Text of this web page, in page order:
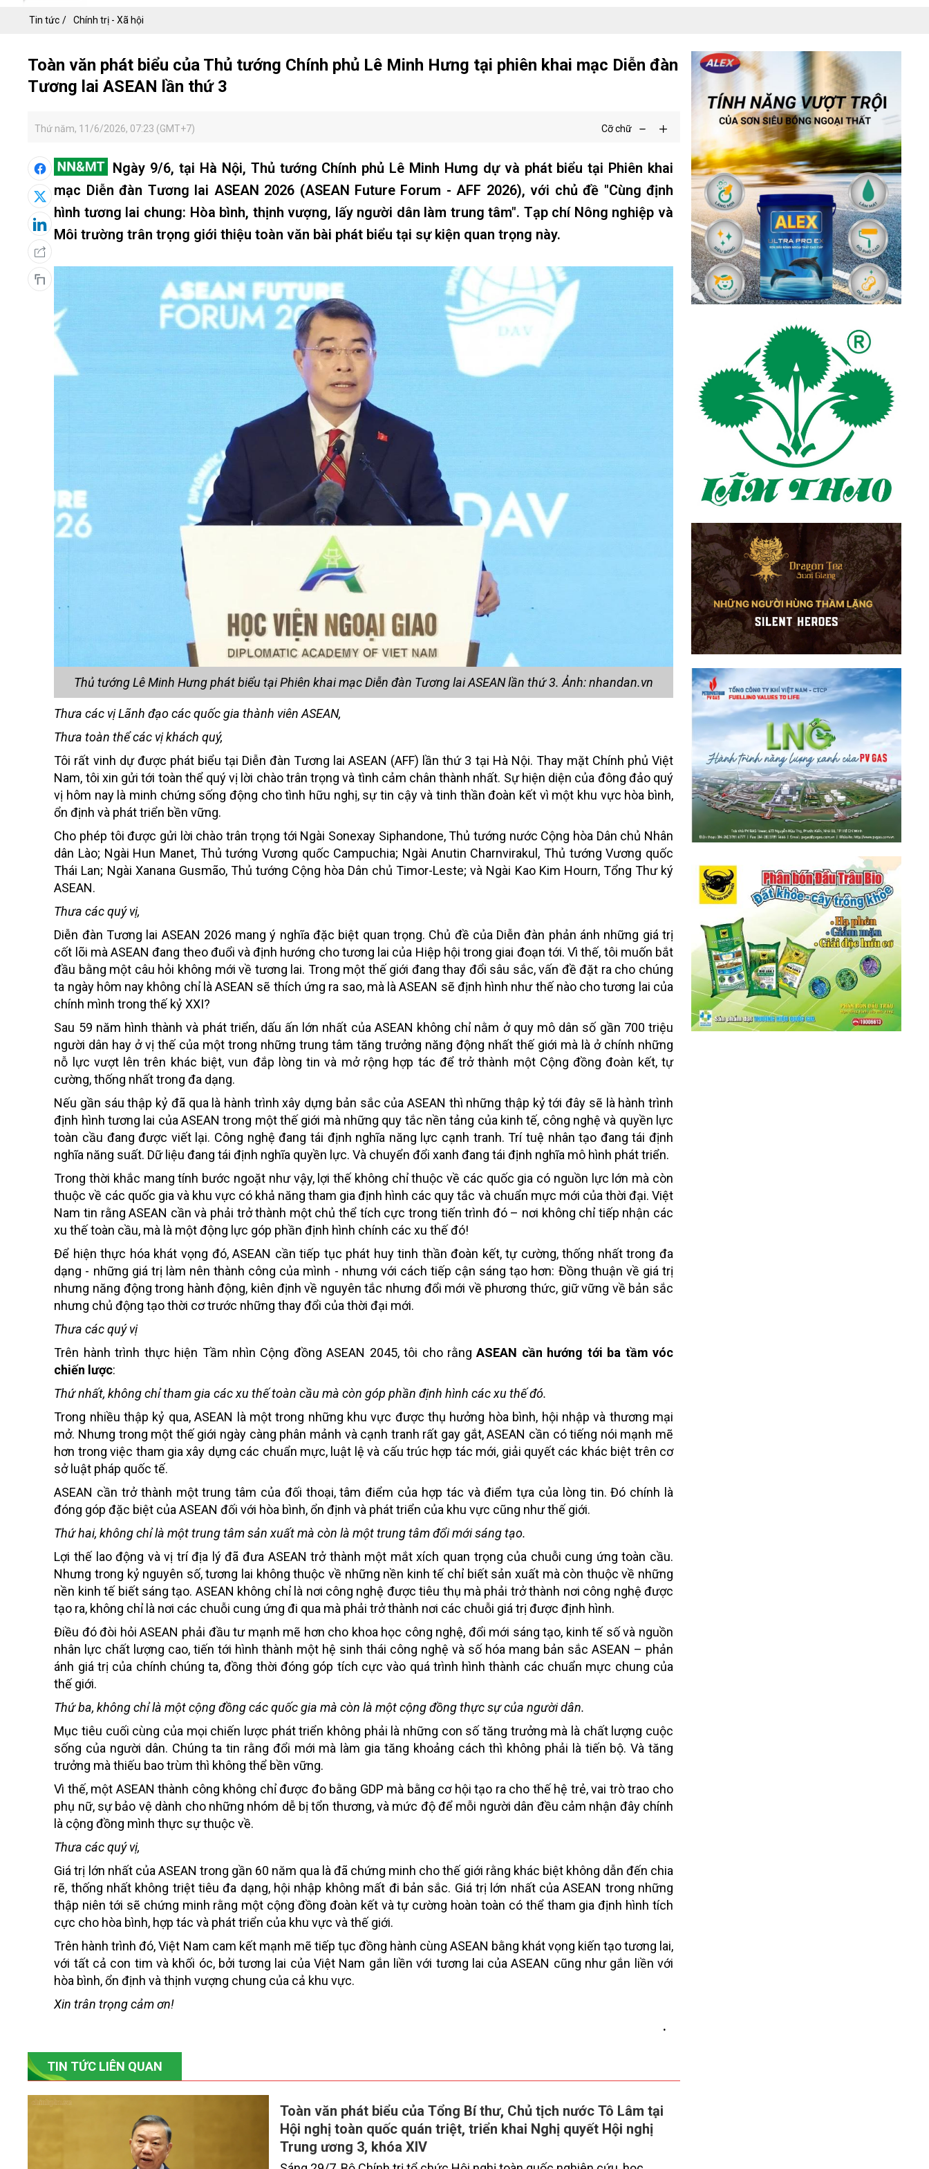
Tin tức Chính trị - Xã hội
Toàn văn phát biểu của Thủ tướng Chính phủ Lê Minh Hưng tại phiên khai mạc Diễn đàn
Tương lai ASEAN lần thứ 3
Thứ năm, 11/6/2026, 07:23 (GMT+7) Cỡ chữ
Ngày 9/6, tại Hà Nội, Thủ tướng Chính phủ Lê Minh Hưng dự và phát biểu tại Phiên khai
mạc Diễn đàn Tương lai ASEAN 2026 (ASEAN Future Forum - AFF 2026), với chủ đề "Cùng định
hình tương lai chung: Hòa bình, thịnh vượng, lấy người dân làm trung tâm". Tạp chí Nông nghiệp và
Môi trường trân trọng giới thiệu toàn văn bài phát biểu tại sự kiện quan trọng này.
Thủ tướng Lê Minh Hưng phát biểu tại Phiên khai mạc Diễn đàn Tương lai ASEAN lần thứ 3. Ảnh: nhandan.vn
Thưa các vị Lãnh đạo các quốc gia thành viên ASEAN,
Thưa toàn thể các vị khách quý,
Tôi rất vinh dự được phát biểu tại Diễn đàn Tương lai ASEAN (AFF) lần thứ 3 tại Hà Nội. Thay mặt Chính phủ Việt
Nam, tôi xin gửi tới toàn thể quý vị lời chào trân trọng và tình cảm chân thành nhất. Sự hiện diện của đông đảo quý
vị hôm nay là minh chứng sống động cho tình hữu nghị, sự tin cậy và tinh thần đoàn kết vì một khu vực hòa bình,
ổn định và phát triển bền vững.
Cho phép tôi được gửi lời chào trân trọng tới Ngài Sonexay Siphandone, Thủ tướng nước Cộng hòa Dân chủ Nhân
dân Lào; Ngài Hun Manet, Thủ tướng Vương quốc Campuchia; Ngài Anutin Charnvirakul, Thủ tướng Vương quốc
Thái Lan; Ngài Xanana Gusmão, Thủ tướng Cộng hòa Dân chủ Timor-Leste; và Ngài Kao Kim Hourn, Tổng Thư ký
ASEAN.
Thưa các quý vị,
Diễn đàn Tương lai ASEAN 2026 mang ý nghĩa đặc biệt quan trọng. Chủ đề của Diễn đàn phản ánh những giá trị
cốt lõi mà ASEAN đang theo đuổi và định hướng cho tương lai của Hiệp hội trong giai đoạn tới. Vì thế, tôi muốn bắt
đầu bằng một câu hỏi không mới về tương lai. Trong một thế giới đang thay đổi sâu sắc, vấn đề đặt ra cho chúng
ta ngày hôm nay không chỉ là ASEAN sẽ thích ứng ra sao, mà là ASEAN sẽ định hình như thế nào cho tương lai của
chính mình trong thế kỷ XXI?
Sau 59 năm hình thành và phát triển, dấu ấn lớn nhất của ASEAN không chỉ nằm ở quy mô dân số gần 700 triệu
người dân hay ở vị thế của một trong những trung tâm tăng trưởng năng động nhất thế giới mà là ở chính những
nỗ lực vượt lên trên khác biệt, vun đắp lòng tin và mở rộng hợp tác để trở thành một Cộng đồng đoàn kết, tự
cường, thống nhất trong đa dạng.
Nếu gần sáu thập kỷ đã qua là hành trình xây dựng bản sắc của ASEAN thì những thập kỷ tới đây sẽ là hành trình
định hình tương lai của ASEAN trong một thế giới mà những quy tắc nền tảng của kinh tế, công nghệ và quyền lực
toàn cầu đang được viết lại. Công nghệ đang tái định nghĩa năng lực cạnh tranh. Trí tuệ nhân tạo đang tái định
nghĩa năng suất. Dữ liệu đang tái định nghĩa quyền lực. Và chuyển đổi xanh đang tái định nghĩa mô hình phát triển.
Trong thời khắc mang tính bước ngoặt như vậy, lợi thế không chỉ thuộc về các quốc gia có nguồn lực lớn mà còn
thuộc về các quốc gia và khu vực có khả năng tham gia định hình các quy tắc và chuẩn mực mới của thời đại. Việt
Nam tin rằng ASEAN cần và phải trở thành một chủ thể tích cực trong tiến trình đó – nơi không chỉ tiếp nhận các
xu thế toàn cầu, mà là một động lực góp phần định hình chính các xu thế đó!
Để hiện thực hóa khát vọng đó, ASEAN cần tiếp tục phát huy tinh thần đoàn kết, tự cường, thống nhất trong đa
dạng - những giá trị làm nên thành công của mình - nhưng với cách tiếp cận sáng tạo hơn: Đồng thuận về giá trị
nhưng năng động trong hành động, kiên định về nguyên tắc nhưng đổi mới về phương thức, giữ vững về bản sắc
nhưng chủ động tạo thời cơ trước những thay đổi của thời đại mới.
Thưa các quý vị
Trên hành trình thực hiện Tầm nhìn Cộng đồng ASEAN 2045, tôi cho rằngASEAN cần hướng tới ba tầm vóc
chiến lược:
Thứ nhất, không chỉ tham gia các xu thế toàn cầu mà còn góp phần định hình các xu thế đó.
Trong nhiều thập kỷ qua, ASEAN là một trong những khu vực được thụ hưởng hòa bình, hội nhập và thương mại
mở. Nhưng trong một thế giới ngày càng phân mảnh và cạnh tranh rất gay gắt, ASEAN cần có tiếng nói mạnh mẽ
hơn trong việc tham gia xây dựng các chuẩn mực, luật lệ và cấu trúc hợp tác mới, giải quyết các khác biệt trên cơ
sở luật pháp quốc tế.
ASEAN cần trở thành một trung tâm của đối thoại, tâm điểm của hợp tác và điểm tựa của lòng tin. Đó chính là
đóng góp đặc biệt của ASEAN đối với hòa bình, ổn định và phát triển của khu vực cũng như thế giới.
Thứ hai, không chỉ là một trung tâm sản xuất mà còn là một trung tâm đổi mới sáng tạo.
Lợi thế lao động và vị trí địa lý đã đưa ASEAN trở thành một mắt xích quan trọng của chuỗi cung ứng toàn cầu.
Nhưng trong kỷ nguyên số, tương lai không thuộc về những nền kinh tế chỉ biết sản xuất mà còn thuộc về những
nền kinh tế biết sáng tạo. ASEAN không chỉ là nơi công nghệ được tiêu thụ mà phải trở thành nơi công nghệ được
tạo ra, không chỉ là nơi các chuỗi cung ứng đi qua mà phải trở thành nơi các chuỗi giá trị được định hình.
Điều đó đòi hỏi ASEAN phải đầu tư mạnh mẽ hơn cho khoa học công nghệ, đổi mới sáng tạo, kinh tế số và nguồn
nhân lực chất lượng cao, tiến tới hình thành một hệ sinh thái công nghệ và số hóa mang bản sắc ASEAN – phản
ánh giá trị của chính chúng ta, đồng thời đóng góp tích cực vào quá trình hình thành các chuẩn mực chung của
thế giới.
Thứ ba, không chỉ là một cộng đồng các quốc gia mà còn là một cộng đồng thực sự của người dân.
Mục tiêu cuối cùng của mọi chiến lược phát triển không phải là những con số tăng trưởng mà là chất lượng cuộc
sống của người dân. Chúng ta tin rằng đổi mới mà làm gia tăng khoảng cách thì không phải là tiến bộ. Và tăng
trưởng mà thiếu bao trùm thì không thể bền vững.
Vì thế, một ASEAN thành công không chỉ được đo bằng GDP mà bằng cơ hội tạo ra cho thế hệ trẻ, vai trò trao cho
phụ nữ, sự bảo vệ dành cho những nhóm dễ bị tổn thương, và mức độ để mỗi người dân đều cảm nhận đây chính
là cộng đồng mình thực sự thuộc về.
Thưa các quý vị,
Giá trị lớn nhất của ASEAN trong gần 60 năm qua là đã chứng minh cho thế giới rằng khác biệt không dẫn đến chia
rẽ, thống nhất không triệt tiêu đa dạng, hội nhập không mất đi bản sắc. Giá trị lớn nhất của ASEAN trong những
thập niên tới sẽ chứng minh rằng một cộng đồng đoàn kết và tự cường hoàn toàn có thể tham gia định hình tích
cực cho hòa bình, hợp tác và phát triển của khu vực và thế giới.
Trên hành trình đó, Việt Nam cam kết mạnh mẽ tiếp tục đồng hành cùng ASEAN bằng khát vọng kiến tạo tương lai,
với tất cả con tim và khối óc, bởi tương lai của Việt Nam gắn liền với tương lai của ASEAN cũng như gắn liền với
hòa bình, ổn định và thịnh vượng chung của cả khu vực.
Xin trân trọng cảm ơn!
.
TIN TỨC LIÊN QUAN
Toàn văn phát biểu của Tổng Bí thư, Chủ tịch nước Tô Lâm tại
Hội nghị toàn quốc quán triệt, triển khai Nghị quyết Hội nghị
Trung ương 3, khóa XIV